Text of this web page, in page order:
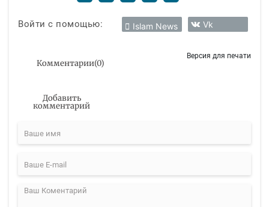
Войти с помощью: Islam News Vk
Комментарии(0)
Версия для печати
Добавить
комментарий